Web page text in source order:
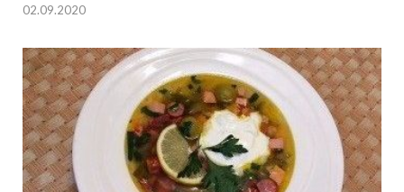
02.09.2020